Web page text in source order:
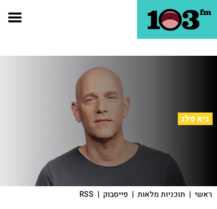
גיא פלג
ראשי | תוכניות מלאות | פייסבוק |
RSS